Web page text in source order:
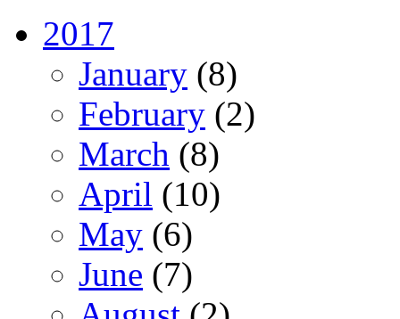
2017
January (8)
February (2)
March (8)
April (10)
May (6)
June (7)